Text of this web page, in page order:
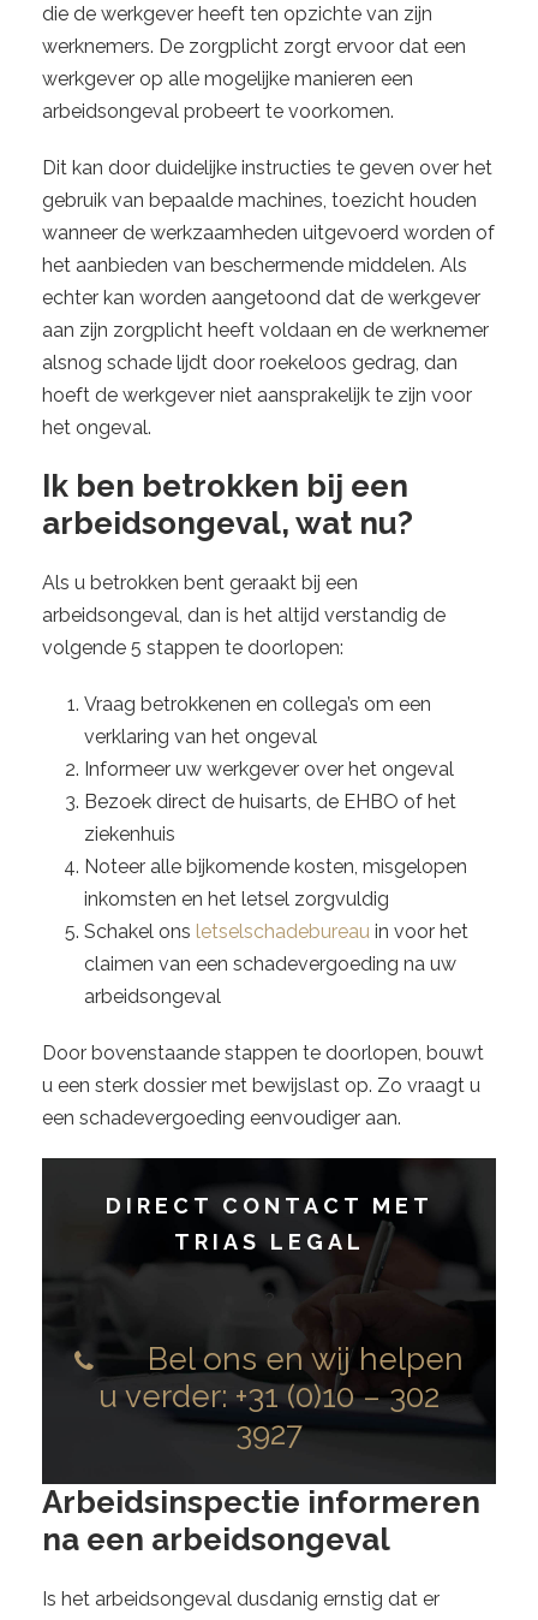
die de werkgever heeft ten opzichte van zijn
werknemers. De zorgplicht zorgt ervoor dat een
werkgever op alle mogelijke manieren een
arbeidsongeval probeert te voorkomen.
Dit kan door duidelijke instructies te geven over het
gebruik van bepaalde machines, toezicht houden
wanneer de werkzaamheden uitgevoerd worden of
het aanbieden van beschermende middelen. Als
echter kan worden aangetoond dat de werkgever
aan zijn zorgplicht heeft voldaan en de werknemer
alsnog schade lijdt door roekeloos gedrag, dan
hoeft de werkgever niet aansprakelijk te zijn voor
het ongeval.
Ik ben betrokken bij een
arbeidsongeval, wat nu?
Als u betrokken bent geraakt bij een
arbeidsongeval, dan is het altijd verstandig de
volgende 5 stappen te doorlopen:
Vraag betrokkenen en collega’s om een
verklaring van het ongeval
Informeer uw werkgever over het ongeval
Bezoek direct de huisarts, de EHBO of het
ziekenhuis
Noteer alle bijkomende kosten, misgelopen
inkomsten en het letsel zorgvuldig
Schakel ons letselschadebureau in voor het
claimen van een schadevergoeding na uw
arbeidsongeval
Door bovenstaande stappen te doorlopen, bouwt
u een sterk dossier met bewijslast op. Zo vraagt u
een schadevergoeding eenvoudiger aan.
DIRECT CONTACT MET
TRIAS LEGAL
?
Bel ons en wij helpen
u verder: +31 (0)10 – 302
3927
Arbeidsinspectie informeren
na een arbeidsongeval
Is het arbeidsongeval dusdanig ernstig dat er